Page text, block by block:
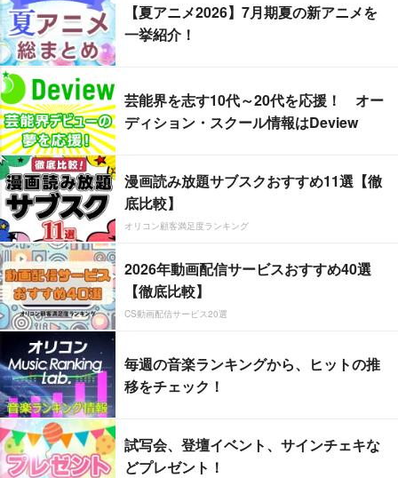
【夏アニメ2026】7月期夏の新アニメを
一挙紹介！
芸能界を志す10代～20代を応援！ オー
ディション・スクール情報はDeview
漫画読み放題サブスクおすすめ11選【徹
底比較】
オリコン顧客満足度ランキング
2026年動画配信サービスおすすめ40選
【徹底比較】
CS動画配信サービス20選
毎週の音楽ランキングから、ヒットの推
移をチェック！
試写会、登壇イベント、サインチェキな
どプレゼント！